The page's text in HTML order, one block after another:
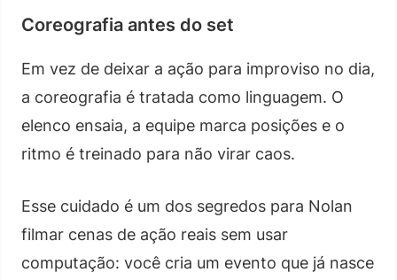
Coreografia antes do set
Em vez de deixar a ação para improviso no dia,
a coreografia é tratada como linguagem. O
elenco ensaia, a equipe marca posições e o
ritmo é treinado para não virar caos.
Esse cuidado é um dos segredos para Nolan
filmar cenas de ação reais sem usar
computação: você cria um evento que já nasce